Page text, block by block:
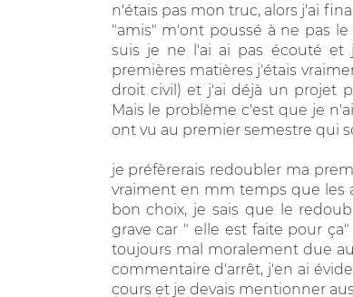
n'étais pas mon truc, alors j'ai
"amis" m'ont poussé à ne pas
suis je ne l'ai ai pas écouté et
premières matières j'étais
droit civil) et j'ai déjà un projet
Mais le problème c'est que je
ont vu au premier semestre qui
je préfèrerais redoubler ma
vraiment en mm temps que les
bon choix, je sais que le
grave car " elle est faite pour
toujours mal moralement due
commentaire d'arrêt, j'en ai
cours et je devais mentionner